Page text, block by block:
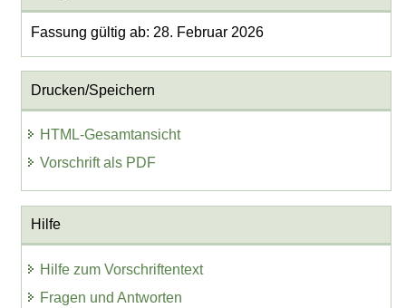
Fassung gültig ab: 28. Februar 2026
Drucken/Speichern
HTML-Gesamtansicht
Vorschrift als PDF
Hilfe
Hilfe zum Vorschriftentext
Fragen und Antworten